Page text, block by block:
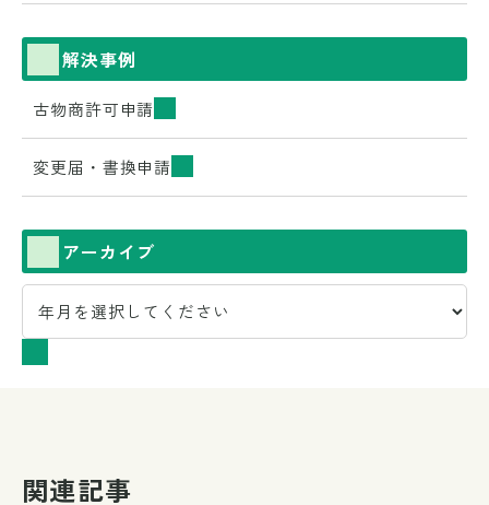
解決事例
古物商許可申請
変更届・書換申請
アーカイブ
関連記事